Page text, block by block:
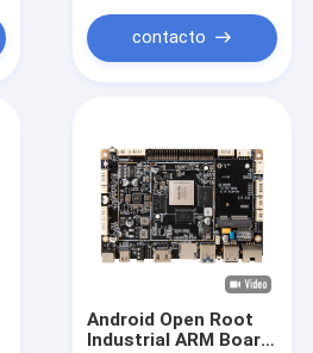
contacto
Android Open Root
Industrial ARM Board